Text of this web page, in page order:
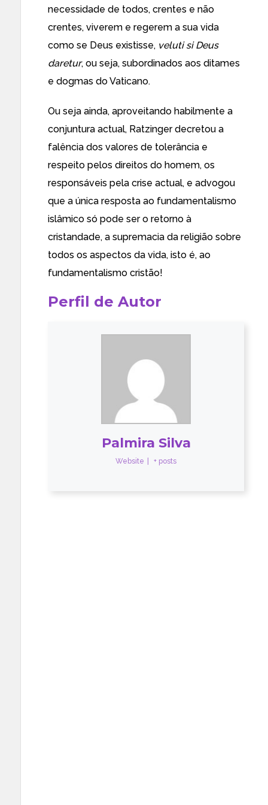
necessidade de todos, crentes e não
crentes, viverem e regerem a sua vida
como se Deus existisse, veluti si Deus
daretur, ou seja, subordinados aos ditames
e dogmas do Vaticano.
Ou seja ainda, aproveitando habilmente a
conjuntura actual, Ratzinger decretou a
falência dos valores de tolerância e
respeito pelos direitos do homem, os
responsáveis pela crise actual, e advogou
que a única resposta ao fundamentalismo
islâmico só pode ser o retorno à
cristandade, a supremacia da religião sobre
todos os aspectos da vida, isto é, ao
fundamentalismo cristão!
Perfil de Autor
Palmira Silva
Website + posts